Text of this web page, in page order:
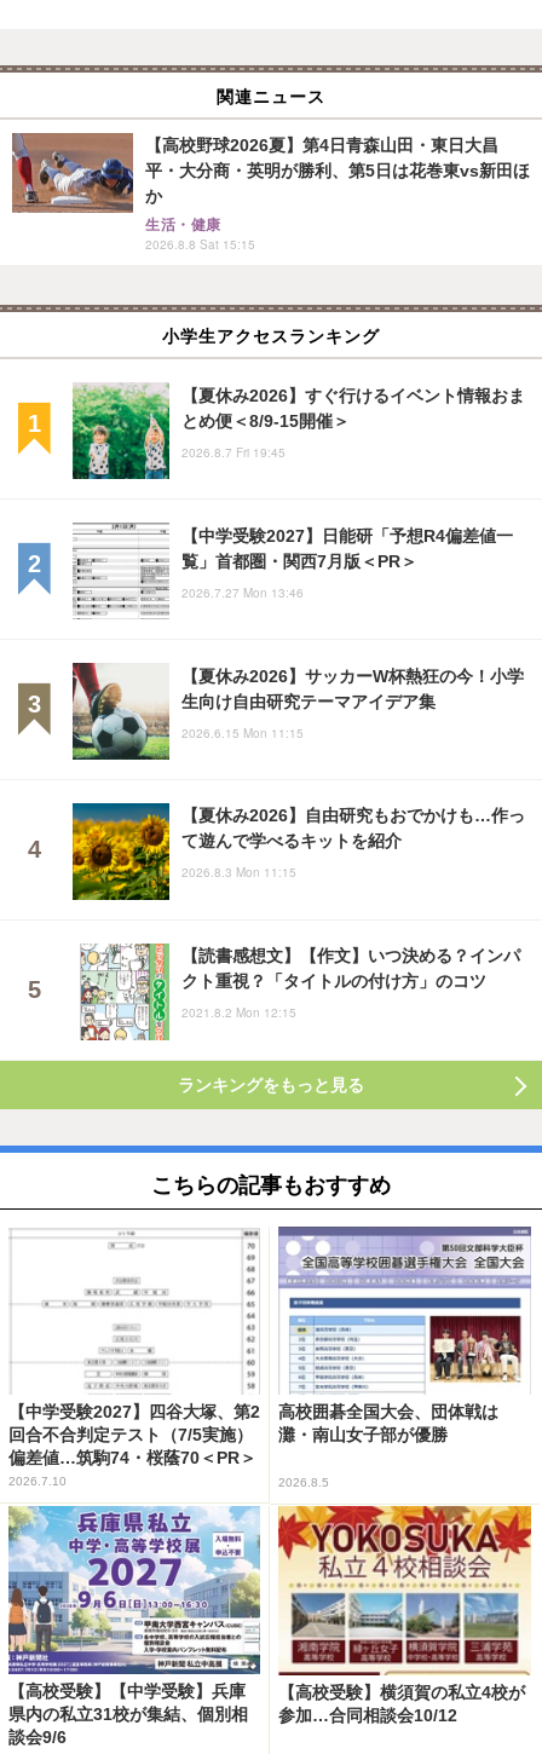
関連ニュース
【高校野球2026夏】第4日青森山田・東日大昌
平・大分商・英明が勝利、第5日は花巻東vs新田ほ
か
生活・健康
2026.8.8 Sat 15:15
小学生アクセスランキング
【夏休み2026】すぐ行けるイベント情報おま
とめ便＜8/9-15開催＞
2026.8.7 Fri 19:45
【中学受験2027】日能研「予想R4偏差値一
覧」首都圏・関西7月版＜PR＞
2026.7.27 Mon 13:46
【夏休み2026】サッカーW杯熱狂の今！小学
生向け自由研究テーマアイデア集
2026.6.15 Mon 11:15
【夏休み2026】自由研究もおでかけも…作っ
て遊んで学べるキットを紹介
2026.8.3 Mon 11:15
【読書感想文】【作文】いつ決める？インパ
クト重視？「タイトルの付け方」のコツ
2021.8.2 Mon 12:15
ランキングをもっと見る
こちらの記事もおすすめ
【中学受験2027】四谷大塚、第2
回合不合判定テスト（7/5実施）
偏差値…筑駒74・桜蔭70＜PR＞
2026.7.10
高校囲碁全国大会、団体戦は
灘・南山女子部が優勝
2026.8.5
【高校受験】【中学受験】兵庫
県内の私立31校が集結、個別相
談会9/6
【高校受験】横須賀の私立4校が
参加…合同相談会10/12